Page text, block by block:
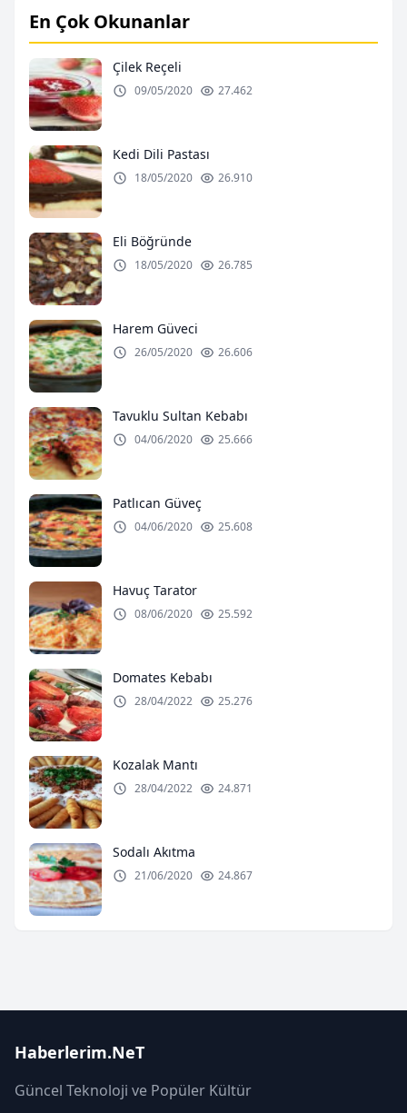
En Çok Okunanlar
Çilek Reçeli
09/05/2020 27.462
Kedi Dili Pastası
18/05/2020 26.910
Eli Böğründe
18/05/2020 26.785
Harem Güveci
26/05/2020 26.606
Tavuklu Sultan Kebabı
04/06/2020 25.666
Patlıcan Güveç
04/06/2020 25.608
Havuç Tarator
08/06/2020 25.592
Domates Kebabı
28/04/2022 25.276
Kozalak Mantı
28/04/2022 24.871
Sodalı Akıtma
21/06/2020 24.867
Haberlerim.NeT
Güncel Teknoloji ve Popüler Kültür